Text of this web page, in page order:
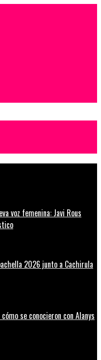
voz femenina: Javi Rous
2026 junto a Cachirula
se conocieron con Alanys